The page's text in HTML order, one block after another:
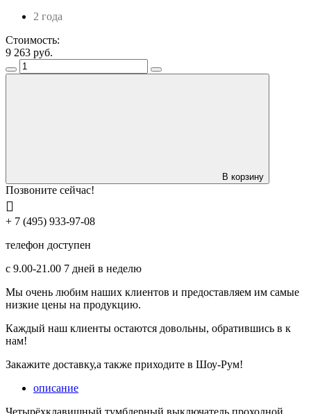
2 года
Стоимость:
9 263 руб.
В корзину
Позвоните сейчас!
+ 7 (495) 933-97-08
телефон доступен
с 9.00-21.00 7 дней в неделю
Мы очень любим наших клиентов и предоставляем им самые
низкие цены на продукцию.
Каждый наш клиенты остаются довольны, обратившись в к
нам!
Закажите доставку,а также приходите в Шоу-Рум!
описание